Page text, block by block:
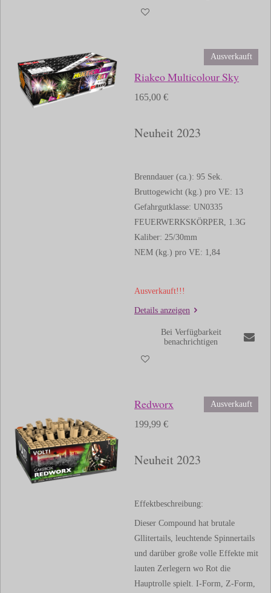
Ausverkauft
Riakeo Multicolour Sky
165,00 €
Neuheit 2023
Brenndauer (ca.): 95 Sek.
Bruttogewicht (kg.) pro VE: 13
Gefahrgutklasse: UN0335
FEUERWERKSKÖRPER, 1.3G
Kaliber: 25/30mm
NEM (kg.) pro VE: 1,84
Ausverkauft!!!
Details anzeigen
Bei Verfügbarkeit
benachrichtigen
Ausverkauft
Redworx
199,99 €
Neuheit 2023
Effektbeschreibung:
Dieser Compound hat brutale
Gllitertails, leuchtende Spinnertails
und darüber große volle Effekte mit
lauten Zerlegern wo Rot die
Hauptrolle spielt. I-Form, Z-Form,